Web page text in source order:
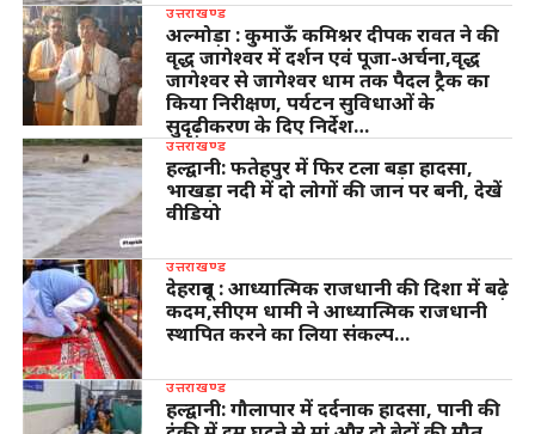
उत्तराखण्ड
अल्मोड़ा : कुमाऊँ कमिश्नर दीपक रावत ने की
वृद्ध जागेश्वर में दर्शन एवं पूजा-अर्चना,वृद्ध
जागेश्वर से जागेश्वर धाम तक पैदल ट्रैक का
किया निरीक्षण, पर्यटन सुविधाओं के
सुदृढ़ीकरण के दिए निर्देश…
उत्तराखण्ड
हल्द्वानी: फतेहपुर में फिर टला बड़ा हादसा,
भाखड़ा नदी में दो लोगों की जान पर बनी, देखें
वीडियो
उत्तराखण्ड
देहरादून : आध्यात्मिक राजधानी की दिशा में बढ़े
कदम,सीएम धामी ने आध्यात्मिक राजधानी
स्थापित करने का लिया संकल्प…
उत्तराखण्ड
हल्द्वानी: गौलापार में दर्दनाक हादसा, पानी की